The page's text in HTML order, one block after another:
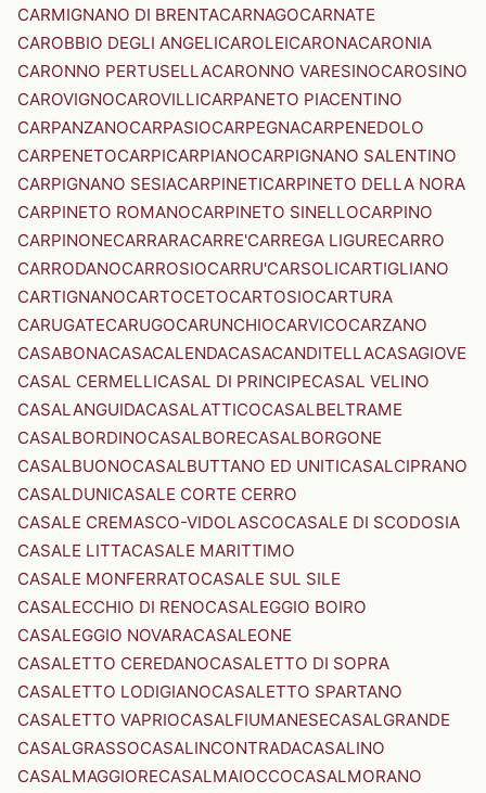
CARMIGNANO DI BRENTACARNAGOCARNATE
CAROBBIO DEGLI ANGELICAROLEICARONACARONIA
CARONNO PERTUSELLACARONNO VARESINOCAROSINO
CAROVIGNOCAROVILLICARPANETO PIACENTINO
CARPANZANOCARPASIOCARPEGNACARPENEDOLO
CARPENETOCARPICARPIANOCARPIGNANO SALENTINO
CARPIGNANO SESIACARPINETICARPINETO DELLA NORA
CARPINETO ROMANOCARPINETO SINELLOCARPINO
CARPINONECARRARACARRE'CARREGA LIGURECARRO
CARRODANOCARROSIOCARRU'CARSOLICARTIGLIANO
CARTIGNANOCARTOCETOCARTOSIOCARTURA
CARUGATECARUGOCARUNCHIOCARVICOCARZANO
CASABONACASACALENDACASACANDITELLACASAGIOVE
CASAL CERMELLICASAL DI PRINCIPECASAL VELINO
CASALANGUIDACASALATTICOCASALBELTRAME
CASALBORDINOCASALBORECASALBORGONE
CASALBUONOCASALBUTTANO ED UNITICASALCIPRANO
CASALDUNICASALE CORTE CERRO
CASALE CREMASCO-VIDOLASCOCASALE DI SCODOSIA
CASALE LITTACASALE MARITTIMO
CASALE MONFERRATOCASALE SUL SILE
CASALECCHIO DI RENOCASALEGGIO BOIRO
CASALEGGIO NOVARACASALEONE
CASALETTO CEREDANOCASALETTO DI SOPRA
CASALETTO LODIGIANOCASALETTO SPARTANO
CASALETTO VAPRIOCASALFIUMANESECASALGRANDE
CASALGRASSOCASALINCONTRADACASALINO
CASALMAGGIORECASALMAIOCCOCASALMORANO